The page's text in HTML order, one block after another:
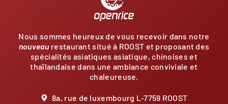
Nous sommes heureux de vous recevoir dans notre
nouveau restaurant situé à ROOST et proposant des
spécialités asiatiques asiatique, chinoises et
thaïlandaise dans une ambiance conviviale et
chaleureuse.
8a, rue de luxembourg L-7759 ROOST